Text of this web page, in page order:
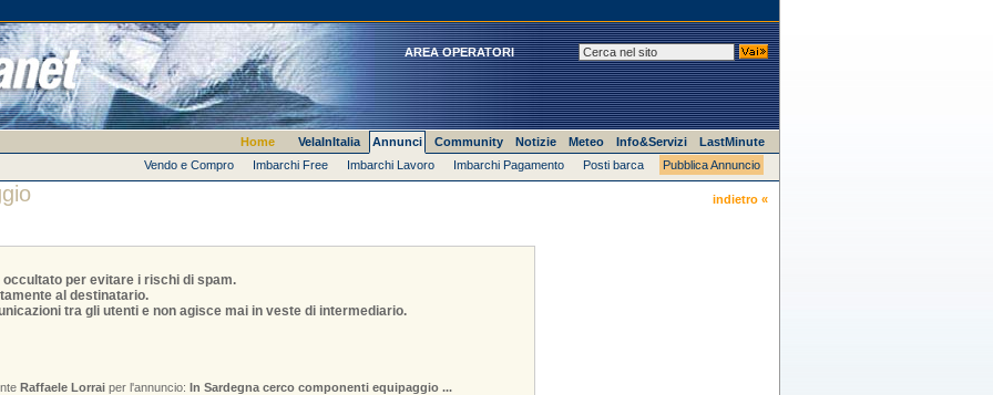
AREA OPERATORI
Home VelaInItalia Annunci Community Notizie Meteo Info&Servizi
LastMinute
Vendo e Compro
Imbarchi Free Imbarchi Lavoro Imbarchi Pagamento Posti barca Pubblica Annuncio
indietro «
occultato per evitare i rischi di spam.
al destinatario.
tra gli utenti e non agisce mai in veste di intermediario.
Raffaele Lorraiper l'annuncio: In Sardegna cerco componenti equipaggio ...